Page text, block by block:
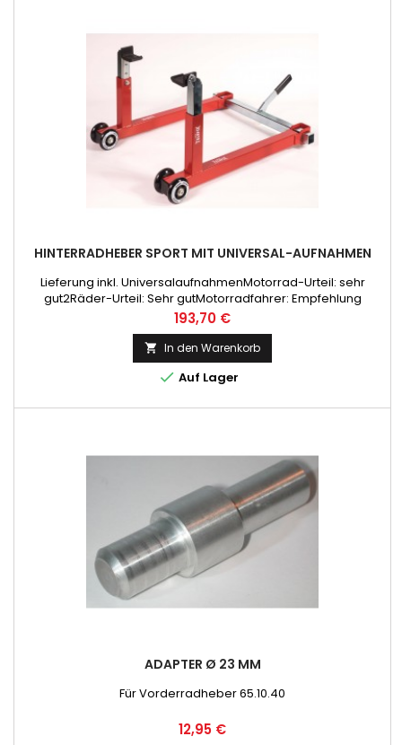
HINTERRADHEBER SPORT MIT UNIVERSAL-AUFNAHMEN
Lieferung inkl. UniversalaufnahmenMotorrad-Urteil: sehr
gut2Räder-Urteil: Sehr gutMotorradfahrer: Empfehlung
Preis
193,70 €
 In den Warenkorb
 Auf Lager
ADAPTER Ø 23 MM
Für Vorderradheber 65.10.40
Preis
12,95 €